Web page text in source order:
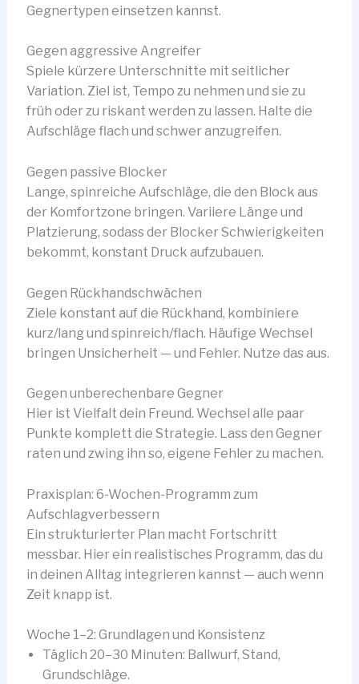
Gegnertypen einsetzen kannst.
Gegen aggressive Angreifer
Spiele kürzere Unterschnitte mit seitlicher
Variation. Ziel ist, Tempo zu nehmen und sie zu
früh oder zu riskant werden zu lassen. Halte die
Aufschläge flach und schwer anzugreifen.
Gegen passive Blocker
Lange, spinreiche Aufschläge, die den Block aus
der Komfortzone bringen. Variiere Länge und
Platzierung, sodass der Blocker Schwierigkeiten
bekommt, konstant Druck aufzubauen.
Gegen Rückhandschwächen
Ziele konstant auf die Rückhand, kombiniere
kurz/lang und spinreich/flach. Häufige Wechsel
bringen Unsicherheit — und Fehler. Nutze das aus.
Gegen unberechenbare Gegner
Hier ist Vielfalt dein Freund. Wechsel alle paar
Punkte komplett die Strategie. Lass den Gegner
raten und zwing ihn so, eigene Fehler zu machen.
Praxisplan: 6-Wochen-Programm zum
Aufschlagverbessern
Ein strukturierter Plan macht Fortschritt
messbar. Hier ein realistisches Programm, das du
in deinen Alltag integrieren kannst — auch wenn
Zeit knapp ist.
Woche 1–2: Grundlagen und Konsistenz
Täglich 20–30 Minuten: Ballwurf, Stand,
Grundschläge.